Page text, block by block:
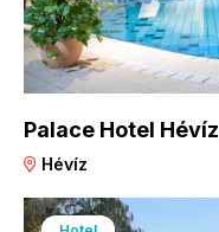
Palace Hotel Hévíz
Hévíz